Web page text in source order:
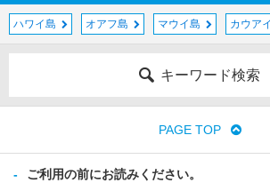
ハワイ島 オアフ島 マウイ島 カウア
キーワード検索
PAGE TOP
ご利用の前にお読みください。